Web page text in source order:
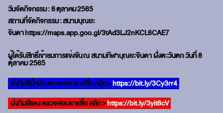
วันจัดกิจกรรม: 8ตุลาคม2565
สถานที่จัดกิจกรรม:สนามบุณยะ
จินดาhttps://maps.app.goo.gl/3tAd3LJ2nKCL6CAE7
ผู้ได้รับสิทธิ์เข้าชมการแข่งขันณ สนามกีฬาบุณยะจินดา ฝั่งตะวันตก วันที่ 8
ตุลาคม 2565
ฝั่งทีมสีน้ำเงิน ตรวจสอบรายชื่อ คลิก>https://bit.ly/3Cy3rr4
ฝั่งทีมสีแดง ตรวจสอบรายชื่อ คลิก>https://bit.ly/3yit8cV